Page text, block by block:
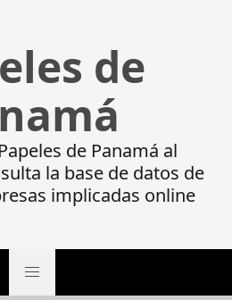
de
de Panamá al
la base de datos de
implicadas online